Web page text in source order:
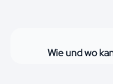
Wie und wo